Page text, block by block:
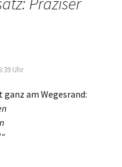
Uhr
am Wegesrand: